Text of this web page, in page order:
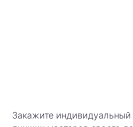
Закажите индивидуальный